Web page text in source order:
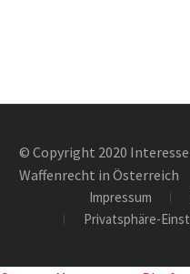
© Copyright 2020
Waffenrecht in Österreich
Impressum
Privatsphäre-